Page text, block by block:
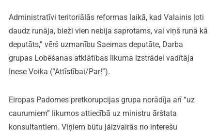
Administratīvi teritoriālās reformas laikā, kad Valainis ļoti
daudz runāja, bieži vien nebija saprotams, vai viņš runā kā
deputāts,” vērš uzmanību Saeimas deputāte, Darba
grupas Lobēšanas atklātības likuma izstrādei vadītāja
Inese Voika (“Attīstībai/Par!”).
Eiropas Padomes pretkorupcijas grupa norādīja arī “uz
caurumiem” likumos attiecībā uz ministru ārštata
konsultantiem. Viņiem būtu jāizvairās no interešu